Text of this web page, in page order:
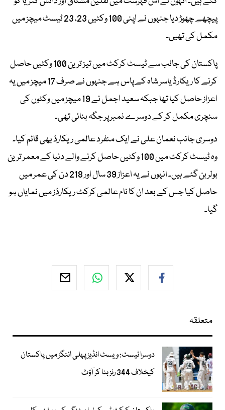
پیچھے چھوڑ دیا جنہوں نے اپنی 100 وکٹیں 23، 23 ٹیسٹ میچز میں
مکمل کی تھیں۔
پاکستان کی جانب سے ٹیسٹ کرکٹ میں تیز ترین 100 وکٹیں حاصل
کرنے کا ریکارڈ یاسر شاہ کے پاس ہے جنہوں نے صرف 17 میچز میں یہ
اعزاز حاصل کیا تھا جبکہ سعید اجمل نے 19 میچز میں وکٹوں کی
سنچری مکمل کر کے دوسرے نمبر پر جگہ بنائی تھی۔
دوسری جانب نعمان علی نے ایک منفرد عالمی ریکارڈ بھی قائم کیا۔
وہ ٹیسٹ کرکٹ میں 100 وکٹیں حاصل کرنے والے دنیا کے معمر ترین
بولر بن گئے ہیں۔ انہوں نے یہ اعزاز 39 سال اور 218 دن کی عمر میں
حاصل کیا جس کے بعد ان کا نام عالمی کرکٹ ریکارڈز میں نمایاں ہو
گیا۔
متعلقہ
دوسرا ٹیسٹ: ویسٹ انڈیز پہلی اننگز میں پاکستان
کیخلاف 344 رنز بنا کر آؤٹ